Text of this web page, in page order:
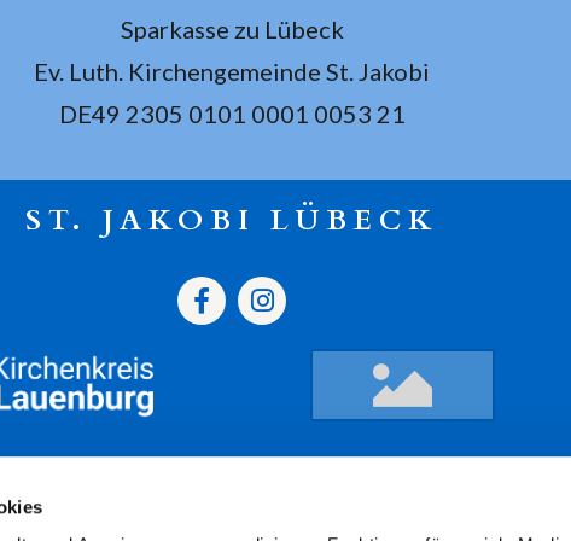
Sparkasse zu Lübeck
Ev. Luth. Kirchengemeinde St. Jakobi
DE49 2305 0101 0001 0053 21
ST. JAKOBI LÜBECK